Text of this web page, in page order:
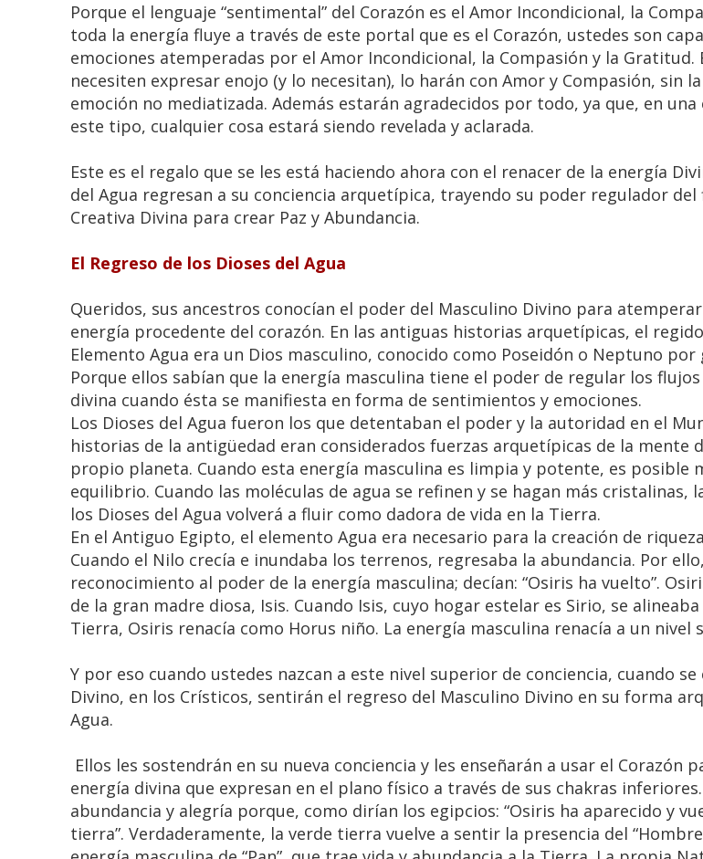
Porque el lenguaje “sentimental” del Corazón es el Amor Incondicional, la
toda la energía fluye a través de este portal que es el Corazón, ustedes son
emociones atemperadas por el Amor Incondicional, la Compasión y la Gratitud.
necesiten expresar enojo (y lo necesitan), lo harán con Amor y Compasión, sin
emoción no mediatizada. Además estarán agradecidos por todo, ya que, en
este tipo, cualquier cosa estará siendo revelada y aclarada.
Este es el regalo que se les está haciendo ahora con el renacer de la energía
del Agua regresan a su conciencia arquetípica, trayendo su poder regulador
Creativa Divina para crear Paz y Abundancia.
El Regreso de los Dioses del Agua
Queridos, sus ancestros conocían el poder del Masculino Divino para
energía procedente del corazón. En las antiguas historias arquetípicas, el
Elemento Agua era un Dios masculino, conocido como Poseidón o Neptuno por
Porque ellos sabían que la energía masculina tiene el poder de regular los
divina cuando ésta se manifiesta en forma de sentimientos y emociones.
Los Dioses del Agua fueron los que detentaban el poder y la autoridad en el
historias de la antigüedad eran considerados fuerzas arquetípicas de la mente
propio planeta. Cuando esta energía masculina es limpia y potente, es posible
equilibrio. Cuando las moléculas de agua se refinen y se hagan más cristalinas,
los Dioses del Agua volverá a fluir como dadora de vida en la Tierra.
En el Antiguo Egipto, el elemento Agua era necesario para la creación de
Cuando el Nilo crecía e inundaba los terrenos, regresaba la abundancia. Por
reconocimiento al poder de la energía masculina; decían: “Osiris ha vuelto”.
de la gran madre diosa, Isis. Cuando Isis, cuyo hogar estelar es Sirio, se
Tierra, Osiris renacía como Horus niño. La energía masculina renacía a un nivel
Y por eso cuando ustedes nazcan a este nivel superior de conciencia, cuando
Divino, en los Crísticos, sentirán el regreso del Masculino Divino en su forma
Agua.
Ellos les sostendrán en su nueva conciencia y les enseñarán a usar el Corazón
energía divina que expresan en el plano físico a través de sus chakras
abundancia y alegría porque, como dirían los egipcios: “Osiris ha aparecido y
tierra”. Verdaderamente, la verde tierra vuelve a sentir la presencia del